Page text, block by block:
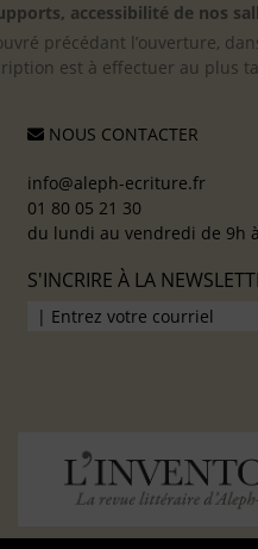
accessibilité de nos
précédant l’ouverture,
est à effectuer au plus
NOUS CONTACTER
info@aleph-ecriture.fr
01 80 05 21 30
du lundi au vendredi de 9h
S'INCRIRE À LA